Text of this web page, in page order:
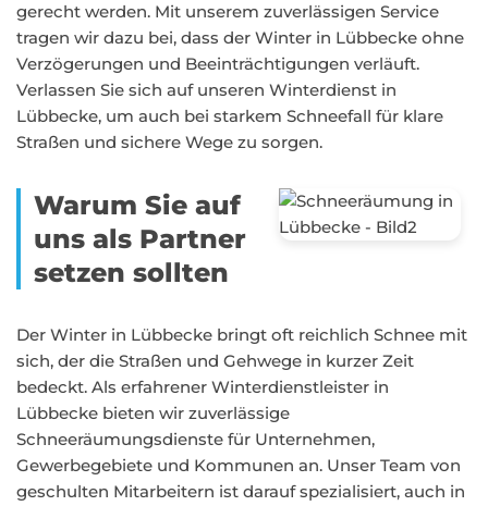
gerecht werden. Mit unserem zuverlässigen Service
tragen wir dazu bei, dass der Winter in Lübbecke ohne
Verzögerungen und Beeinträchtigungen verläuft.
Verlassen Sie sich auf unseren Winterdienst in
Lübbecke, um auch bei starkem Schneefall für klare
Straßen und sichere Wege zu sorgen.
Warum Sie auf
uns als Partner
setzen sollten
Der Winter in Lübbecke bringt oft reichlich Schnee mit
sich, der die Straßen und Gehwege in kurzer Zeit
bedeckt. Als erfahrener Winterdienstleister in
Lübbecke bieten wir zuverlässige
Schneeräumungsdienste für Unternehmen,
Gewerbegebiete und Kommunen an. Unser Team von
geschulten Mitarbeitern ist darauf spezialisiert, auch in